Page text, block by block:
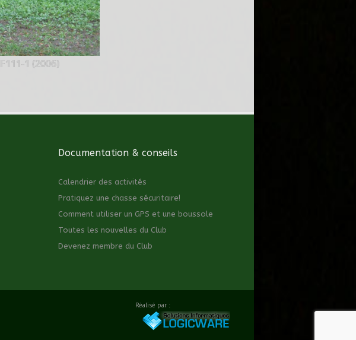
F111-1 (2006)
Documentation & conseils
Calendrier des activités
Pratiquez une chasse sécuritaire!
Comment utiliser un GPS et une boussole
Toutes les nouvelles du Club
Devenez membre du Club
Réalisé par :